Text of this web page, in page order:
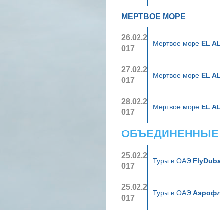
МЕРТВОЕ МОРЕ
26.02.2
017
Мертвое море EL
27.02.2
017
Мертвое море EL
28.02.2
017
Мертвое море EL
ОБЪЕДИНЕННЫЕ
25.02.2
017
Туры в ОАЭ
25.02.2
017
Туры в ОАЭ